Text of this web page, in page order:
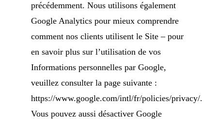
précédemment. Nous utilisons également
Google Analytics pour mieux comprendre
comment nos clients utilisent le Site – pour
en savoir plus sur l’utilisation de vos
Informations personnelles par Google,
veuillez consulter la page suivante :
https://www.google.com/intl/fr/policies/privacy/.
Vous pouvez aussi désactiver Google